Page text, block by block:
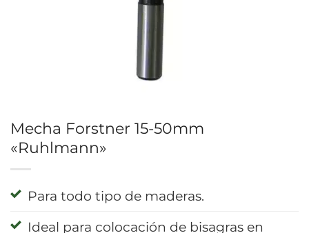
Mecha Forstner 15-50mm
«Ruhlmann»
Para todo tipo de maderas.
Ideal para colocación de bisagras en